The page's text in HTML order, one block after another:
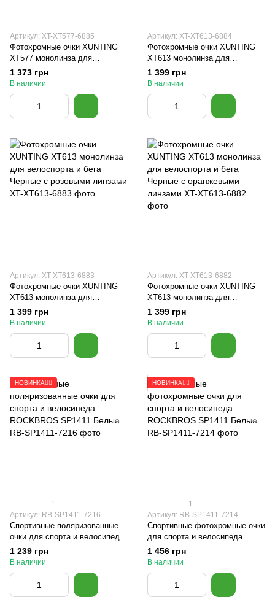
Артикул: XT-XT577-6885
Фотохромные очки XUNTING
XT577 монолинза для
велоспорта и бега Розовый
1 373 грн
В наличии
Артикул: XT-XT613-6884
Фотохромные очки XUNTING
XT613 монолинза для
велоспорта и бега Белые
1 399 грн
В наличии
Артикул: XT-XT613-6883
Фотохромные очки XUNTING
XT613 монолинза для
велоспорта и бега Черные с
розовыми линзами
1 399 грн
В наличии
Артикул: XT-XT613-6882
Фотохромные очки XUNTING
XT613 монолинза для
велоспорта и бега Черные с
оранжевыми линзами
1 399 грн
В наличии
НОВИНКА🚴‍♂️
1
Артикул: RB-SP1411-7216
Спортивные поляризованные
очки для спорта и велосипеда
ROCKBROS SP1411 Белые
1 239 грн
В наличии
НОВИНКА🚴‍♂️
1
Артикул: RB-SP1411-7214
Спортивные фотохромные очки
для спорта и велосипеда
ROCKBROS SP1411 Белые
1 456 грн
В наличии